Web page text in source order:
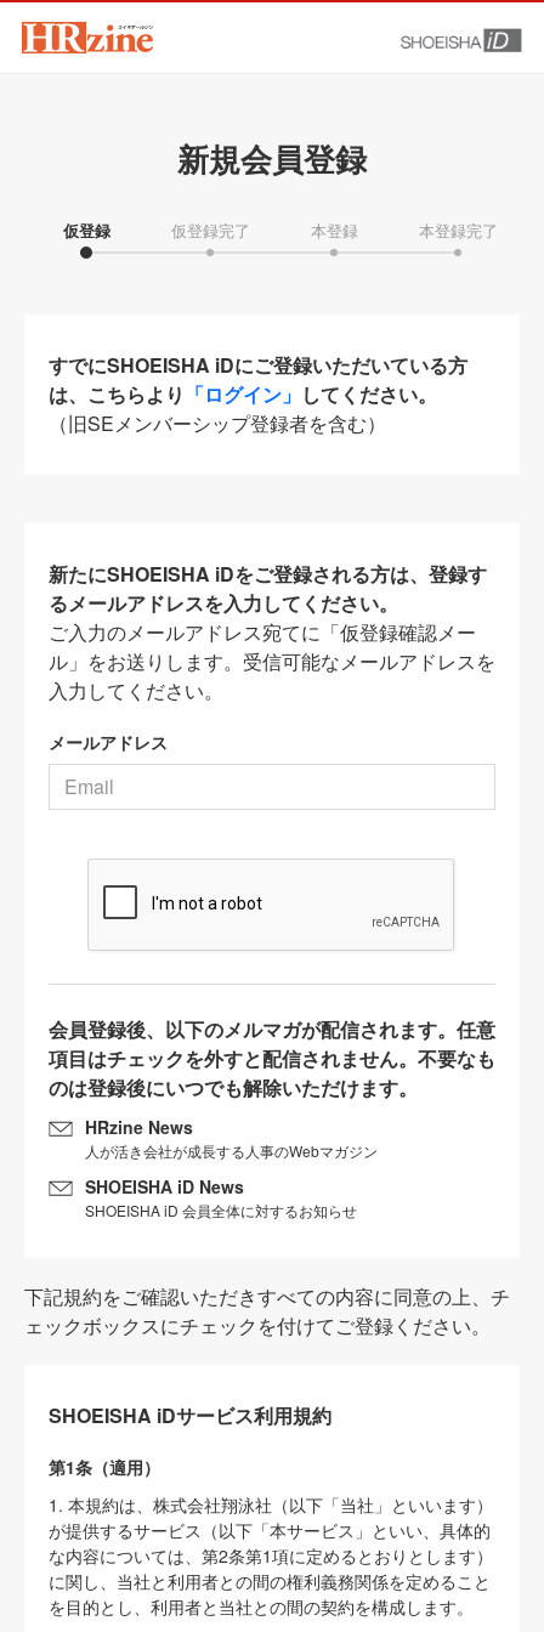
新規会員登録
仮登録 仮登録完了 本登録 本登録完了
すでにSHOEISHA iDにご登録いただいている方
は、こちらより 「ログイン」 してください。
（旧SEメンバーシップ登録者を含む）
新たにSHOEISHA iDをご登録される方は、登録す
るメールアドレスを入力してください。
ご入力のメールアドレス宛てに「仮登録確認メー
ル」をお送りします。受信可能なメールアドレスを
入力してください。
メールアドレス
会員登録後、以下のメルマガが配信されます。任意
項目はチェックを外すと配信されません。不要なも
のは登録後にいつでも解除いただけます。
HRzine News
人が活き会社が成長する人事のWebマガジン
SHOEISHA iD News
SHOEISHA iD 会員全体に対するお知らせ
下記規約をご確認いただきすべての内容に同意の上、チ
ェックボックスにチェックを付けてご登録ください。
SHOEISHA iDサービス利用規約
第1条（適用）
1. 本規約は、株式会社翔泳社（以下「当社」といいます）
が提供するサービス（以下「本サービス」といい、具体的
な内容については、第2条第1項に定めるとおりとします）
に関し、当社と利用者との間の権利義務関係を定めること
を目的とし、利用者と当社との間の契約を構成します。